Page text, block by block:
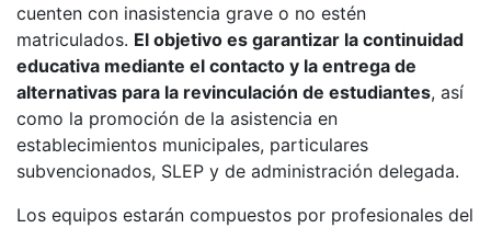
cuenten con inasistencia grave o no estén
matriculados. El objetivo es garantizar la continuidad
educativa mediante el contacto y la entrega de
alternativas para la revinculación de estudiantes, así
como la promoción de la asistencia en
establecimientos municipales, particulares
subvencionados, SLEP y de administración delegada.
Los equipos estarán compuestos por profesionales del